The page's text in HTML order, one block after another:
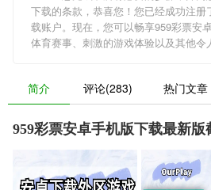
下载的条款，恭喜您！您已经成功注
载账户。现在，您可以畅享959彩票安
体育赛事、刺激的游戏体验以及其他令
简介 评论(283) 热门文章
959彩票安卓手机版下载最新版